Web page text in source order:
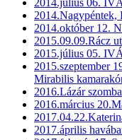
2014.Nagypéntek,
2014.október 12.
2015.09.09.Rácz
2015.július 05.
2015.szeptember
Mirabilis
2016.Lázár
2016.március
2017.április